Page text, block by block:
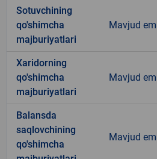
Sotuvchining
qo'shimcha
majburiyatlari
Mavjud
Xaridorning
qo'shimcha
majburiyatlari
Mavjud
Balansda
saqlovchining
qo'shimcha
Mavjud